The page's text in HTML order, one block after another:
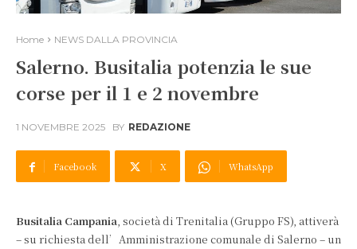
Home NEWS DALLA PROVINCIA
Salerno. Busitalia potenzia le sue
corse per il 1 e 2 novembre
1 NOVEMBRE 2025 BY REDAZIONE
Facebook X WhatsApp
Busitalia Campania, società di Trenitalia (Gruppo FS), attiverà
– su richiesta dell’Amministrazione comunale di Salerno – un